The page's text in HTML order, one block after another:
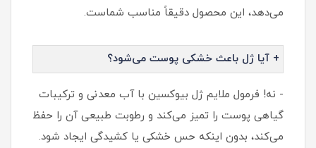
می‌دهد، این محصول دقیقاً مناسب شماست.
+ آیا ژل باعث خشکی پوست می‌شود؟
- نه! فرمول ملایم ژل بیوکسین با آب معدنی و ترکیبات
گیاهی پوست را تمیز می‌کند و رطوبت طبیعی آن را حفظ
می‌کند، بدون اینکه حس خشکی یا کشیدگی ایجاد شود.